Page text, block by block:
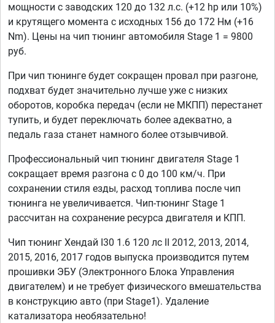
мощности с заводских 120 до 132 л.с. (+12 hp или 10%)
и крутящего момента с исходных 156 до 172 Нм (+16
Nm). Цены на чип тюнинг автомобиля Stage 1 = 9800
руб.
При чип тюнинге будет сокращен провал при разгоне,
подхват будет значительно лучше уже с низких
оборотов, коробка передач (если не МКПП) перестанет
тупить, и будет переключать более адекватно, а
педаль газа станет намного более отзывчивой.
Профессиональный чип тюнинг двигателя Stage 1
сокращает время разгона с 0 до 100 км/ч. При
сохранении стиля езды, расход топлива после чип
тюнинга не увеличивается. Чип-тюнинг Stage 1
рассчитан на сохранение ресурса двигателя и КПП.
Чип тюнинг Хендай I30 1.6 120 лс II 2012, 2013, 2014,
2015, 2016, 2017 годов выпуска производится путем
прошивки ЭБУ (Электронного Блока Управления
двигателем) и не требует физического вмешательства
в конструкцию авто (при Stage1). Удаление
катализатора необязательно!